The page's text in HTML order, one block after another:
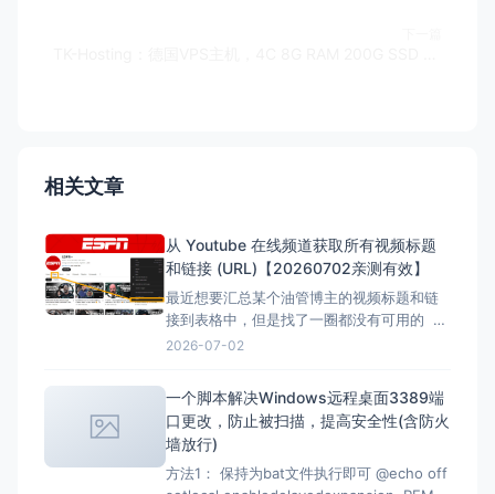
相关文章
从 Youtube 在线频道获取所有视频标题
和链接 (URL)【20260702亲测有效】
最近想要汇总某个油管博主的视频标题和链
接到表格中，但是找了一圈都没有可用的 但
是在下面的文章找到了，但是已失效，所以
的代码都有时效性，使用时注意甄别，当前
测试有效时间为2026-07-02 12：07
2026-07-02
一个脚本解决Windows远程桌面3389端
口更改，防止被扫描，提高安全性(含防火
墙放行)
方法1： 保持为bat文件执行即可 @echo off